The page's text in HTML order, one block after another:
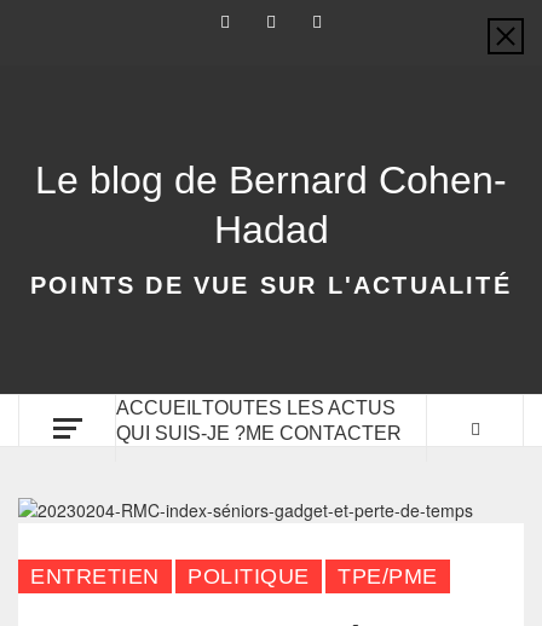
Le blog de Bernard Cohen-
Hadad
POINTS DE VUE SUR L'ACTUALITÉ
ACCUEILTOUTES LES ACTUS
QUI SUIS-JE ?ME CONTACTER
ENTRETIEN POLITIQUE TPE/PME